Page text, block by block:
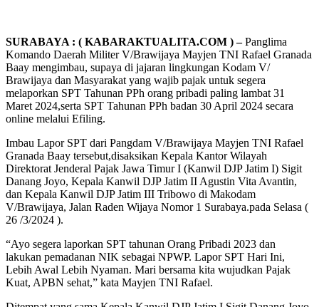
SURABAYA : ( KABARAKTUALITA.COM ) –Panglima
Komando Daerah Militer V/Brawijaya Mayjen TNI Rafael Granada
Baay mengimbau, supaya di jajaran lingkungan Kodam V/
Brawijaya dan Masyarakat yang wajib pajak untuk segera
melaporkan SPT Tahunan PPh orang pribadi paling lambat 31
Maret 2024,serta SPT Tahunan PPh badan 30 April 2024 secara
online melalui Efiling.
Imbau Lapor SPT dari Pangdam V/Brawijaya Mayjen TNI Rafael
Granada Baay tersebut,disaksikan Kepala Kantor Wilayah
Direktorat Jenderal Pajak Jawa Timur I (Kanwil DJP Jatim I) Sigit
Danang Joyo, Kepala Kanwil DJP Jatim II Agustin Vita Avantin,
dan Kepala Kanwil DJP Jatim III Tribowo di Makodam
V/Brawijaya, Jalan Raden Wijaya Nomor 1 Surabaya.pada Selasa (
26 /3/2024 ).
“Ayo segera laporkan SPT tahunan Orang Pribadi 2023 dan
lakukan pemadanan NIK sebagai NPWP. Lapor SPT Hari Ini,
Lebih Awal Lebih Nyaman. Mari bersama kita wujudkan Pajak
Kuat, APBN sehat,” kata Mayjen TNI Rafael.